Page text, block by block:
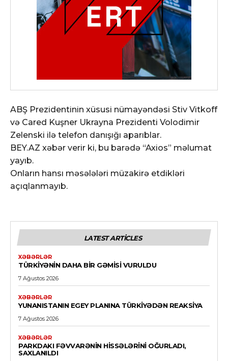
ABŞ Prezidentinin xüsusi nümayəndəsi Stiv Vitkoff
və Cared Kuşner Ukrayna Prezidenti Volodimir
Zelenski ilə telefon danışığı aparıblar.
BEY.AZ xəbər verir ki, bu barədə “Axios” məlumat
yayıb.
Onların hansı məsələləri müzakirə etdikləri
açıqlanmayıb.
LATEST ARTICLES
XƏBƏRLƏR
TÜRKIYƏNIN DAHA BIR GƏMISI VURULDU
7 Ağustos 2026
XƏBƏRLƏR
YUNANISTANIN EGEY PLANINA TÜRKIYƏDƏN REAKSIYA
7 Ağustos 2026
XƏBƏRLƏR
PARKDAKI FƏVVARƏNIN HISSƏLƏRINI OĞURLADI,
SAXLANILDI